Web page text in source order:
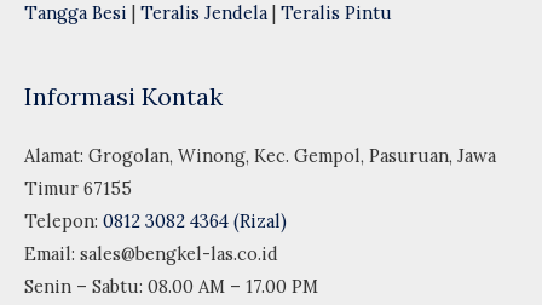
Tangga Besi
Teralis Jendela Teralis Pintu
Informasi Kontak
Alamat: Grogolan, Winong, Kec. Gempol, Pasuruan, Jawa
Timur 67155
Telepon: 0812 3082 4364 (Rizal)
Email: sales@bengkel-las.co.id
Senin – Sabtu: 08.00 AM – 17.00 PM